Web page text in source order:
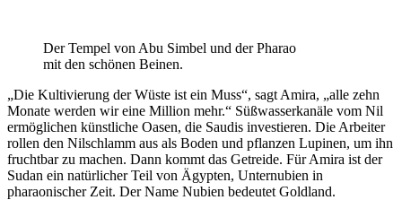
Der Tempel von Abu Simbel und der Pharao
mit den schönen Beinen.
„Die Kultivierung der Wüste ist ein Muss“, sagt Amira, „alle zehn
Monate werden wir eine Million mehr.“ Süßwasserkanäle vom Nil
ermöglichen künstliche Oasen, die Saudis investieren. Die Arbeiter
rollen den Nilschlamm aus als Boden und pflanzen Lupinen, um ihn
fruchtbar zu machen. Dann kommt das Getreide. Für Amira ist der
Sudan ein natürlicher Teil von Ägypten, Unternubien in
pharaonischer Zeit. Der Name Nubien bedeutet Goldland.